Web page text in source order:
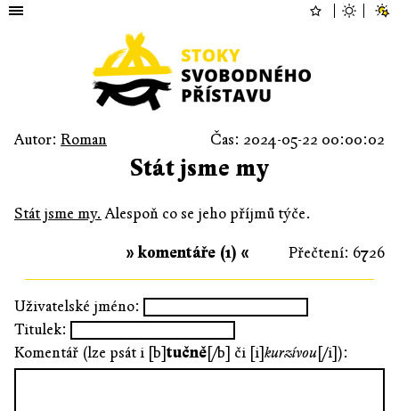
Autor: Roman Čas: 2024-05-22 00:00:02
Stát jsme my
Stát jsme my. Alespoň co se jeho příjmů týče.
Přečtení: 6726
» komentáře (1) «
Uživatelské jméno:
Titulek:
Komentář (lze psát i [b]tučně[/b] či [i]kurzívou[/i]):